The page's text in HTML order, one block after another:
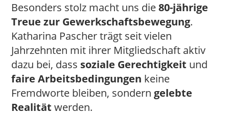
Besonders stolz macht uns die80-jährige
Treue zur Gewerkschaftsbewegung.
Katharina Pascher trägt seit vielen
Jahrzehnten mit ihrer Mitgliedschaft aktiv
dazu bei, dass soziale Gerechtigkeit und
faire Arbeitsbedingungen keine
Fremdworte bleiben, sonderngelebte
Realitätwerden.